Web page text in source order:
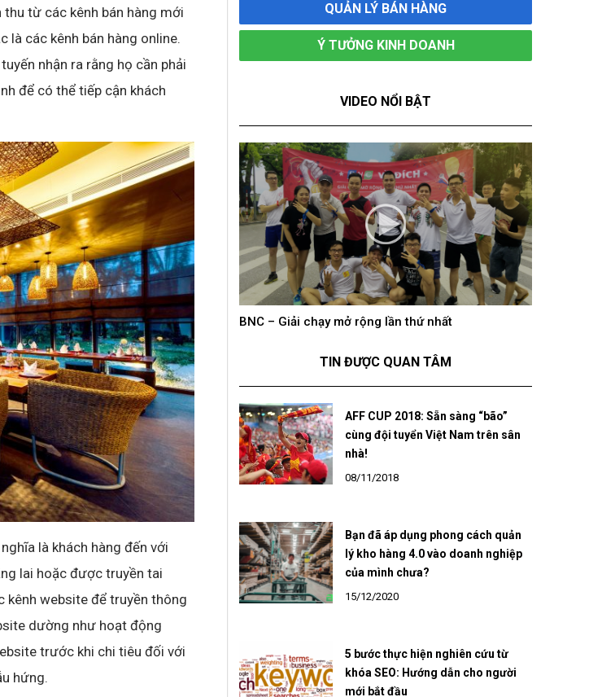
từ các kênh bán hàng mới
là các kênh bán hàng online.
nhận ra rằng họ cần phải
để có thể tiếp cận khách
là khách hàng đến với
lai hoặc được truyền tai
kênh website để truyền thông
dường như hoạt động
trước khi chi tiêu đối với
hứng.
QUẢN LÝ BÁN HÀNG
Ý TƯỞNG KINH DOANH
VIDEO NỔI BẬT
chạy mở rộng lần thứ nhất
Không khí cổ vũ U23 Việt Nam tại BNC Group trên
AFF CUP 2018: Sẵn sàng “bão”
cùng đội tuyển Việt Nam trên sân
Bạn đã áp dụng phong cách quản
lý kho hàng 4.0 vào doanh nghiệp
5 bước thực hiện nghiên cứu từ
khóa SEO: Hướng dẫn cho người